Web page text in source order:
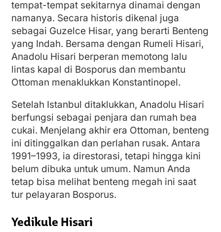
tempat-tempat sekitarnya dinamai dengan
namanya. Secara historis dikenal juga
sebagai Guzelce Hisar, yang berarti Benteng
yang Indah. Bersama dengan Rumeli Hisari,
Anadolu Hisari berperan memotong lalu
lintas kapal di Bosporus dan membantu
Ottoman menaklukkan Konstantinopel.
Setelah Istanbul ditaklukkan, Anadolu Hisari
berfungsi sebagai penjara dan rumah bea
cukai. Menjelang akhir era Ottoman, benteng
ini ditinggalkan dan perlahan rusak. Antara
1991–1993, ia direstorasi, tetapi hingga kini
belum dibuka untuk umum. Namun Anda
tetap bisa melihat benteng megah ini saat
tur pelayaran Bosporus.
Yedikule Hisari